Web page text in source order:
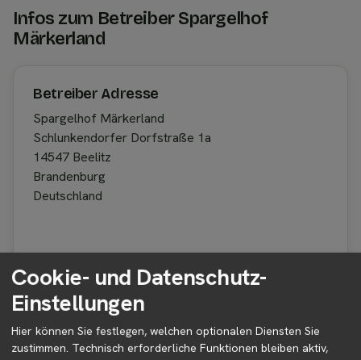
Infos zum Betreiber Spargelhof
Märkerland
Betreiber Adresse
Spargelhof Märkerland
Schlunkendorfer Dorfstraße 1a
14547 Beelitz
Brandenburg
Deutschland
Betreiber kontaktieren
Auf der Profilseite des Betreibers findest du weitere
Informationen zum Betreiber und
Kontaktmöglichkeiten.
Cookie- und Datenschutz-
Einstellungen
Hier können Sie festlegen, welchen optionalen Diensten Sie
zustimmen. Technisch erforderliche Funktionen bleiben aktiv,